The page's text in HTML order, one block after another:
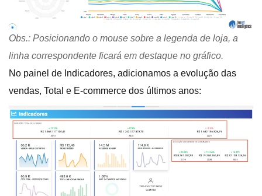
Obs.: Posicionando o mouse sobre a legenda de loja, a
linha correspondente ficará em destaque no gráfico.
No painel de Indicadores, adicionamos a evolução das
vendas, Total e E-commerce dos últimos anos: